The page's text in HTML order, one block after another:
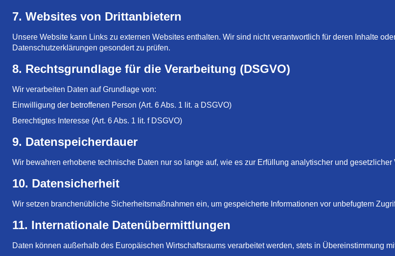
7. Websites von Drittanbietern
Unsere Website kann Links zu externen Websites enthalten. Wir sind nicht verantwortlich für deren Inhalte
Datenschutzerklärungen gesondert zu prüfen.
8. Rechtsgrundlage für die Verarbeitung (DSGVO)
Wir verarbeiten Daten auf Grundlage von:
Einwilligung der betroffenen Person (Art. 6 Abs. 1 lit. a DSGVO)
Berechtigtes Interesse (Art. 6 Abs. 1 lit. f DSGVO)
9. Datenspeicherdauer
Wir bewahren erhobene technische Daten nur so lange auf, wie es zur Erfüllung analytischer und gesetzlicher
10. Datensicherheit
Wir setzen branchenübliche Sicherheitsmaßnahmen ein, um gespeicherte Informationen vor unbefugtem
11. Internationale Datenübermittlungen
Daten können außerhalb des Europäischen Wirtschaftsraums verarbeitet werden, stets in Übereinstimmung